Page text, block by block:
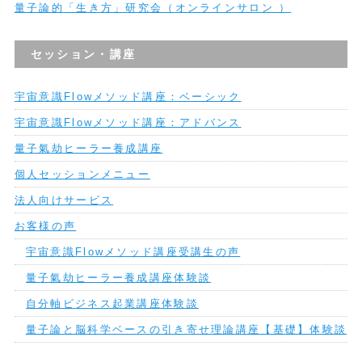
量子論的「生き方」研究会（オンラインサロン ）
セッション・講座
宇宙意識Flowメソッド講座：ベーシック
宇宙意識Flowメソッド講座：アドバンス
量子氣劫ヒーラー養成講座
個人セッションメニュー
法人向けサービス
お客様の声
宇宙意識Flowメソッド講座受講生の声
量子氣劫ヒーラー養成講座体験談
自分軸ビジネス起業講座体験談
量子論と脳科学ベースの引き寄せ理論講座【基礎】体験談